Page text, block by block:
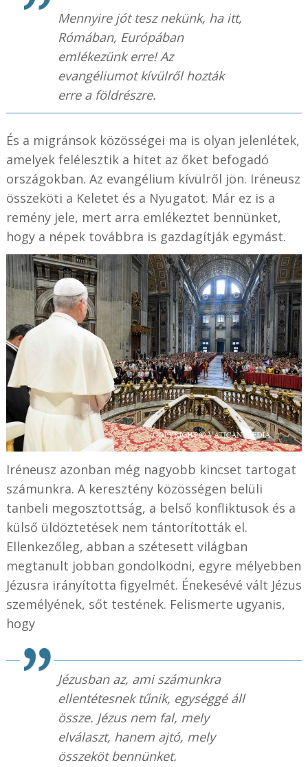
Mennyire jót tesz nekünk, ha itt,
Rómában, Európában
emlékezünk erre! Az
evangéliumot kívülről hozták
erre a földrészre.
És a migránsok közösségei ma is olyan jelenlétek,
amelyek felélesztik a hitet az őket befogadó
országokban. Az evangélium kívülről jön. Iréneusz
összeköti a Keletet és a Nyugatot. Már ez is a
remény jele, mert arra emlékeztet bennünket,
hogy a népek továbbra is gazdagítják egymást.
Iréneusz azonban még nagyobb kincset tartogat
számunkra. A keresztény közösségen belüli
tanbeli megosztottság, a belső konfliktusok és a
külső üldöztetések nem tántorították el.
Ellenkezőleg, abban a szétesett világban
megtanult jobban gondolkodni, egyre mélyebben
Jézusra irányította figyelmét. Énekesévé vált Jézus
személyének, sőt testének. Felismerte ugyanis,
hogy
Jézusban az, ami számunkra
ellentétesnek tűnik, egységgé áll
össze. Jézus nem fal, mely
elválaszt, hanem ajtó, mely
összeköt bennünket.